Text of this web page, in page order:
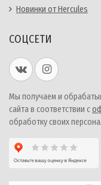
Новинки от Hercules
СОЦСЕТИ
Мы получаем и
сайта в соответствии с
обработку своих